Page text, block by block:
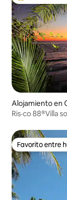
Alojamiento en
Ris·co 88®Villa
Favorito entre
Favorito entre